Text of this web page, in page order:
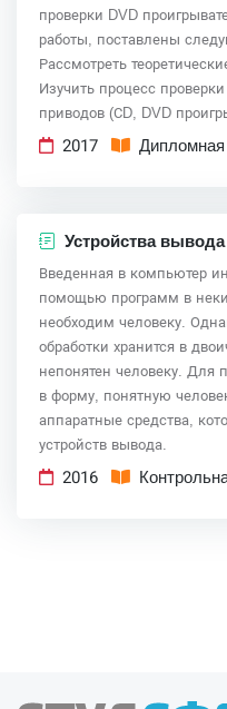
проверки DVD
работы, поставлены
Рассмотреть
Изучить процесс
приводов (СD, DVD
2017
Устройства
Введенная в компьютер
помощью программ в
необходим человеку.
обработки хранится в
непонятен человеку. Для
в форму, понятную
аппаратные средства,
устройств вывода.
2016